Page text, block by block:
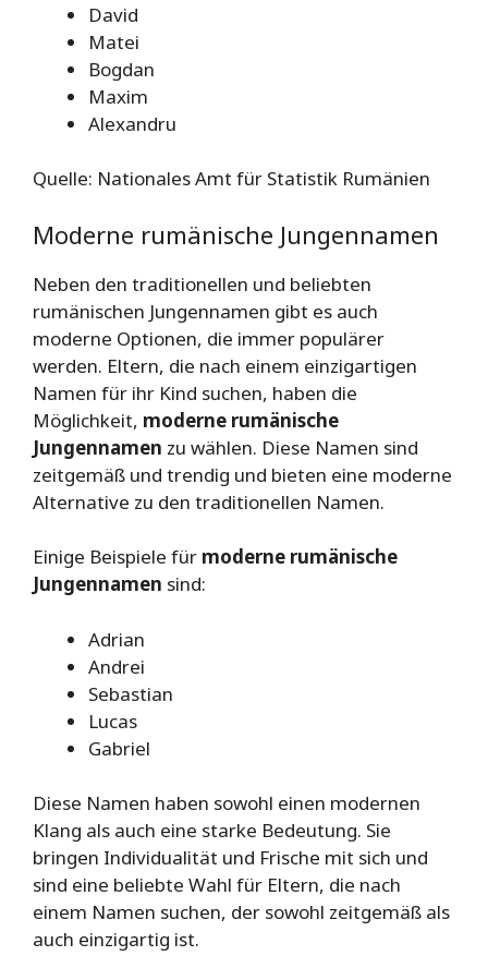
David
Matei
Bogdan
Maxim
Alexandru
Quelle: Nationales Amt für Statistik Rumänien
Moderne rumänische Jungennamen
Neben den traditionellen und beliebten
rumänischen Jungennamen gibt es auch
moderne Optionen, die immer populärer
werden. Eltern, die nach einem einzigartigen
Namen für ihr Kind suchen, haben die
Möglichkeit, moderne rumänische
Jungennamen zu wählen. Diese Namen sind
zeitgemäß und trendig und bieten eine moderne
Alternative zu den traditionellen Namen.
Einige Beispiele für moderne rumänische
Jungennamen sind:
Adrian
Andrei
Sebastian
Lucas
Gabriel
Diese Namen haben sowohl einen modernen
Klang als auch eine starke Bedeutung. Sie
bringen Individualität und Frische mit sich und
sind eine beliebte Wahl für Eltern, die nach
einem Namen suchen, der sowohl zeitgemäß als
auch einzigartig ist.